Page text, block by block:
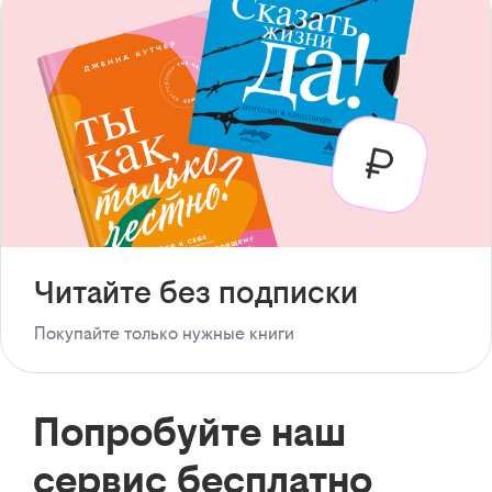
Читайте без подписки
Покупайте только нужные книги
Попробуйте наш
сервис бесплатно